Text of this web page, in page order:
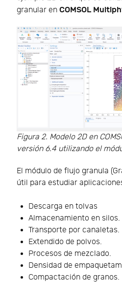
granular en COMSOL
Figura 2. Modelo 2D en
versión 6.4 utilizando el
El módulo de flujo granula
útil para estudiar
Descarga en tolvas
Almacenamiento en silos.
Transporte por canaletas.
Extendido de polvos.
Procesos de mezclado.
Densidad de
Compactación de granos.